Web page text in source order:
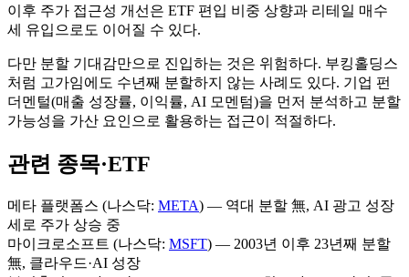
이후 주가 접근성 개선은 ETF 편입 비중 상향과 리테일 매수
세 유입으로도 이어질 수 있다.
다만 분할 기대감만으로 진입하는 것은 위험하다. 부킹홀딩스
처럼 고가임에도 수년째 분할하지 않는 사례도 있다. 기업 펀
더멘털(매출 성장률, 이익률, AI 모멘텀)을 먼저 분석하고 분할
가능성을 가산 요인으로 활용하는 접근이 적절하다.
관련 종목·ETF
메타 플랫폼스 (나스닥: META) — 역대 분할 無, AI 광고 성장
세로 주가 상승 중
마이크로소프트 (나스닥: MSFT) — 2003년 이후 23년째 분할
無, 클라우드·AI 성장